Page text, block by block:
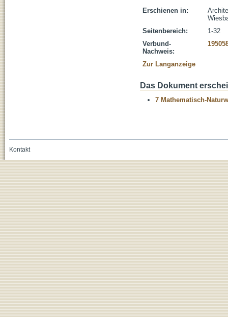
Erschienen in:
Seitenbereich:
1-32
Verbund-
Nachweis:
Zur Langanzeige
Das Dokument
7 Mathematisch-
Kontakt